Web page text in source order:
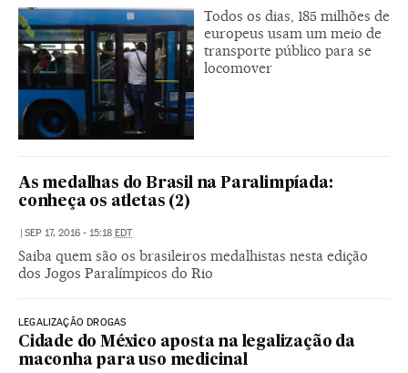
Todos os dias, 185 milhões de
europeus usam um meio de
transporte público para se
locomover
As medalhas do Brasil na Paralimpíada:
conheça os atletas (2)
| SEP 17, 2016 - 15:18 EDT
Saiba quem são os brasileiros medalhistas nesta edição
dos Jogos Paralímpicos do Rio
LEGALIZAÇÃO DROGAS
Cidade do México aposta na legalização da
maconha para uso medicinal